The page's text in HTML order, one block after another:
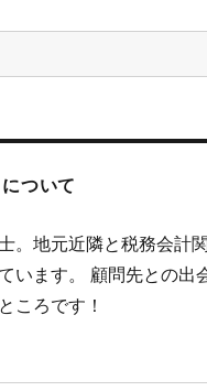
ついて
。地元近隣と税務会計
います。 顧問先との出
ころです！